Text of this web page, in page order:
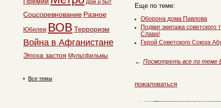
Еще по теме:
Оборона дома Павлова
Подвиг экипажа
Слава!
Герой Советского Союза
← Посмотреть все по теме
пожаловаться
Дом и быт
Соцсоревнование Разное
Юбилеи ВОВ Терроризм
Война в Афганистане
Эпоха застоя Мультфильмы
Все темы